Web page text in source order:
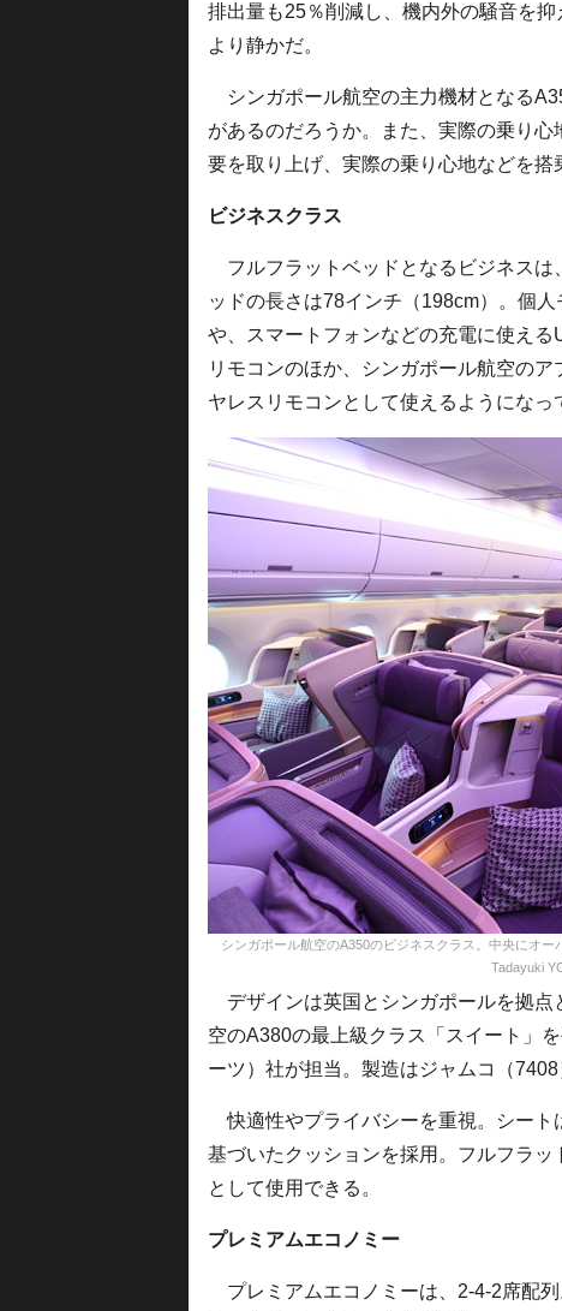
排出量も25％削減し、機内外の騒音を
より静かだ。
シンガポール航空の主力機材となる
があるのだろうか。また、実際の乗り
要を取り上げ、実際の乗り心地などを搭
ビジネスクラス
フルフラットベッドとなるビジネスは
ッドの長さは78インチ（198cm）。個
や、スマートフォンなどの充電に使え
リモコンのほか、シンガポール航空の
ヤレスリモコンとして使えるようになっ
シンガポール航空のA350のビジネスクラス。中央にオ
Tadayuki
デザインは英国とシンガポールを拠点
空のA380の最上級クラス「スイート」
ーツ）社が担当。製造はジャムコ（
快適性やプライバシーを重視。シート
基づいたクッションを採用。フルフラ
として使用できる。
プレミアムエコノミー
プレミアムエコノミーは、2-4-2席配